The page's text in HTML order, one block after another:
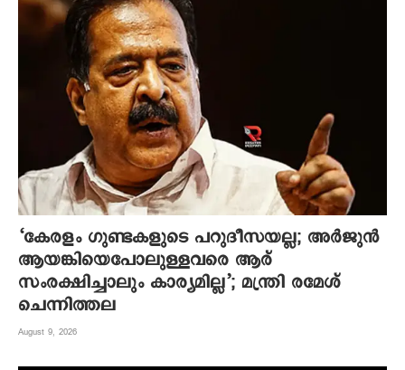
‘കേരളം ഗുണ്ടകളുടെ പറുദീസയല്ല; അർജുൻ
ആയങ്കിയെപോലുള്ളവരെ ആര്
സംരക്ഷിച്ചാലും കാര്യമില്ല’; മന്ത്രി രമേശ്
ചെന്നിത്തല
August 9, 2026